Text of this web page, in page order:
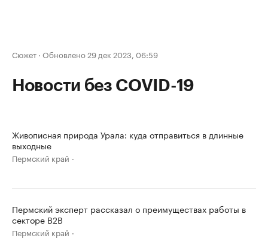
Сюжет · Обновлено 29 дек 2023, 06:59
Новости без COVID-19
Живописная природа Урала: куда отправиться в длинные
выходные
Пермский край
Пермский эксперт рассказал о преимуществах работы в
секторе B2B
Пермский край